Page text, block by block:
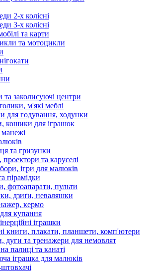
2-х колісні
3-х колісні
та карти
та мотоцикли
та заколисуючі центри
м'які меблі
для годування, ходунки
кошики для іграшок
та гризунки
та каруселі
ігри для малюків
пірамідки
фотоапарати, пульти
дзиґи, неваляшки
кермо
купання
іграшки
книги, плакати, планшети, комп'ютери
дуги та тренажери для немовлят
палиці та канаті
іграшка для малюків